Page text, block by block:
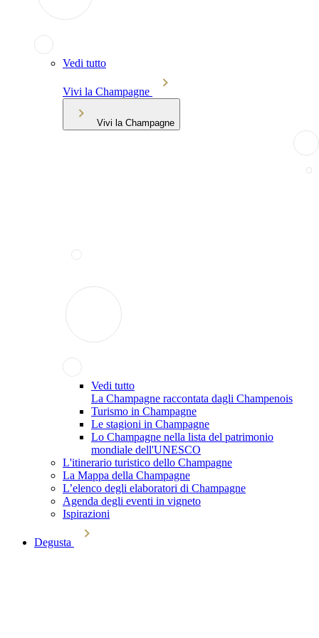
Vedi tutto
Vivi la Champagne
Vivi la Champagne
Vedi tutto
La Champagne raccontata dagli Champenois
Turismo in Champagne
Le stagioni in Champagne
Lo Champagne nella lista del patrimonio
mondiale dell'UNESCO
L'itinerario turistico dello Champagne
La Mappa della Champagne
L’elenco degli elaboratori di Champagne
Agenda degli eventi in vigneto
Ispirazioni
Degusta